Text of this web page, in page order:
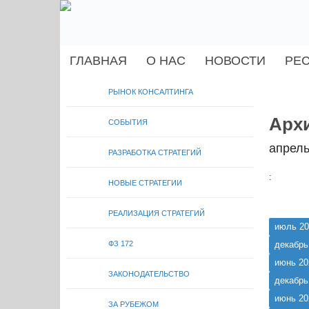
ГЛАВНАЯ О НАС НОВОСТИ
РЫНОК КОНСАЛТИНГА
СОБЫТИЯ
РАЗРАБОТКА СТРАТЕГИЙ
НОВЫЕ СТРАТЕГИИ
РЕАЛИЗАЦИЯ СТРАТЕГИЙ
ФЗ 172
ЗАКОНОДАТЕЛЬСТВО
ЗА РУБЕЖОМ
:
июль
июнь
июнь